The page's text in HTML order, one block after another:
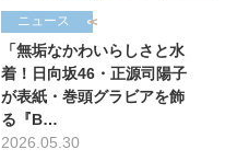
ニュース
「無垢なかわいらしさと水
着！日向坂46・正源司陽子
が表紙・巻頭グラビアを飾
る『B…
2026.05.30